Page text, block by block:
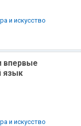
и искусство
впервые
язык
и искусство